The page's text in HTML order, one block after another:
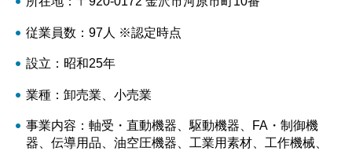
従業員数：97人 ※認定時点
設立：昭和25年
業種：卸売業、小売業
事業内容：軸受・直動機器、駆動機器、FA・制御機
器、伝導用品、油空圧機器、工業用素材、工作機械、